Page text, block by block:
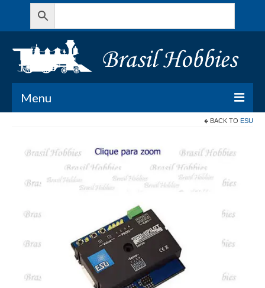
Menu
Meu Carrinho
Minha conta
BACK TO ESU